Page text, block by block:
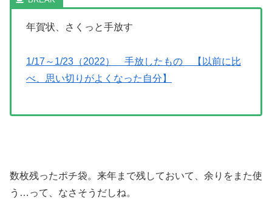
年賀状、さくっと手放す
1/17～1/23（2022） 手放したもの 【以前に比
べ、思い切りがよくなった自分】
数枚残ったポチ袋。来年まで残しておいて、余りをまた使
う…って、なさそうだしね。